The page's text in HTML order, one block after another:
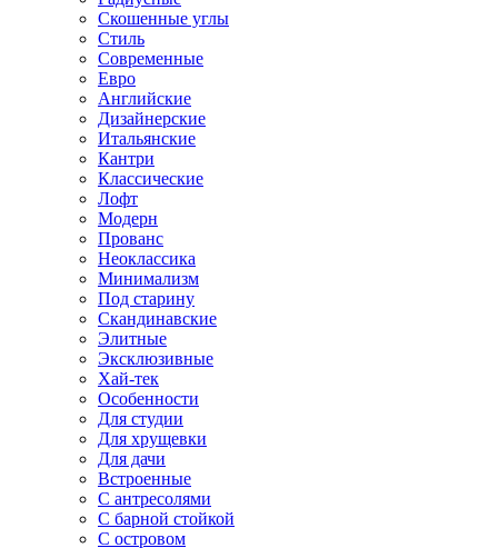
Скошенные углы
Стиль
Современные
Евро
Английские
Дизайнерские
Итальянские
Кантри
Классические
Лофт
Модерн
Прованс
Неоклассика
Минимализм
Под старину
Скандинавские
Элитные
Эксклюзивные
Хай-тек
Особенности
Для студии
Для хрущевки
Для дачи
Встроенные
С антресолями
С барной стойкой
С островом